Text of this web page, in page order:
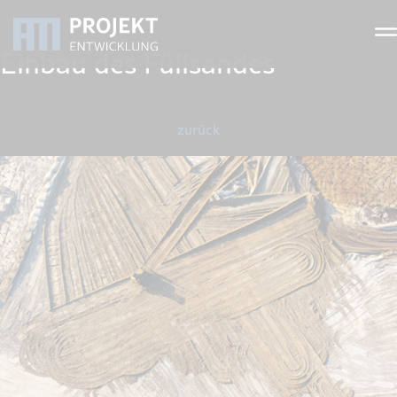
Einbau des Füllsandes
zurück